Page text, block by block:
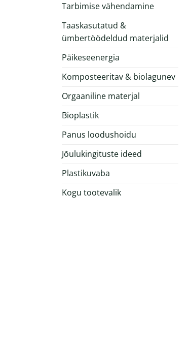
Tarbimise vähendamine
Taaskasutatud &
ümbertöödeldud materjalid
Päikeseenergia
Komposteeritav & biolagunev
Orgaaniline materjal
Bioplastik
Panus loodushoidu
Jõulukingituste ideed
Plastikuvaba
Kogu tootevalik
Kokkuvolditav joogitops
Impact jahutuskott